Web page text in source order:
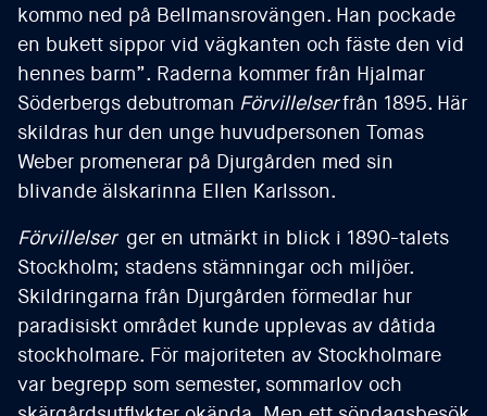
kommo ned på Bellmansrovängen. Han pockade
en bukett sippor vid vägkanten och fäste den vid
hennes barm”. Raderna kommer från Hjalmar
Söderbergs debutroman Förvillelserfrån 1895. Här
skildras hur den unge huvudpersonen Tomas
Weber promenerar på Djurgården med sin
blivande älskarinna Ellen Karlsson.
Förvillelser ger en utmärkt in blick i 1890-talets
Stockholm; stadens stämningar och miljöer.
Skildringarna från Djurgården förmedlar hur
paradisiskt området kunde upplevas av dåtida
stockholmare. För majoriteten av Stockholmare
var begrepp som semester, sommarlov och